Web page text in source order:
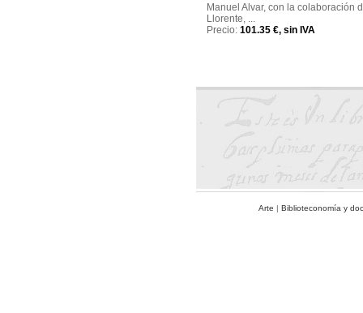
Manuel Alvar, con la colaboración
Llorente, ...
Precio: 101.35 €, sin IVA
Arte | Biblioteconomía y